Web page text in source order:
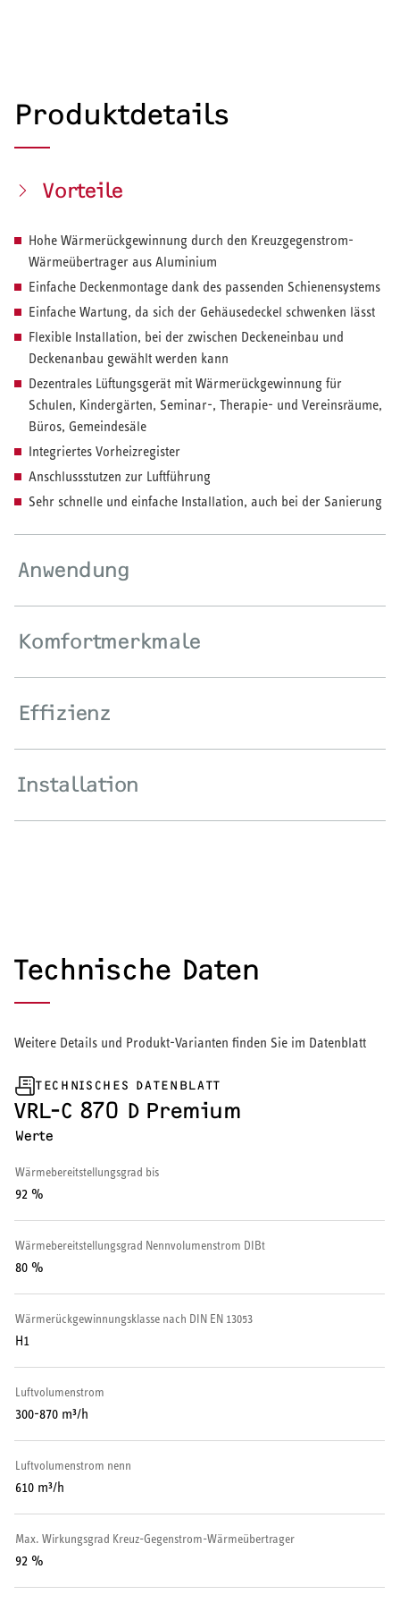
HEIZEN UND KÜHLEN
Wärmepumpe
Puffer- und Trinkwarmwasserspeicher
Regelung / Energiemanagement
Warmwasserspeicher
Warmwasser-Wärmepumpe
LÜFTEN
Lüftungsanlagen
SERVICE
Produktdetails
Vorteile
Hohe Wärmerückgewinnung durch den Kreuzgegenstrom-
Wärmeübertrager aus Aluminium
Einfache Deckenmontage dank des passenden Schienensystems
Einfache Wartung, da sich der Gehäusedeckel schwenken lässt
Flexible Installation, bei der zwischen Deckeneinbau und
Deckenanbau gewählt werden kann
Dezentrales Lüftungsgerät mit Wärmerückgewinnung für
Schulen, Kindergärten, Seminar-, Therapie- und Vereinsräume,
Büros, Gemeindesäle
Integriertes Vorheizregister
Anschlussstutzen zur Luftführung
Sehr schnelle und einfache Installation, auch bei der Sanierung
Anwendung
Komfortmerkmale
Effizienz
Installation
Technische Daten
Weitere Details und Produkt-Varianten finden Sie im Datenblatt
TECHNISCHES DATENBLATT
VRL-C 870 D Premium
Werte
Wärmebereitstellungsgrad bis
92 %
Wärmebereitstellungsgrad Nennvolumenstrom DIBt
80 %
Wärmerückgewinnungsklasse nach DIN EN 13053
H1
Luftvolumenstrom
300-870 m³/h
Luftvolumenstrom nenn
610 m³/h
Max. Wirkungsgrad Kreuz-Gegenstrom-Wärmeübertrager
92 %